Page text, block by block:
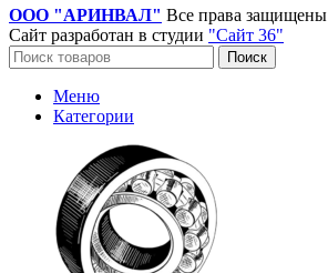
ООО "АРИНВАЛ" Все права защищены
Сайт разработан в студии "Сайт 36"
Поиск
Меню
Категории